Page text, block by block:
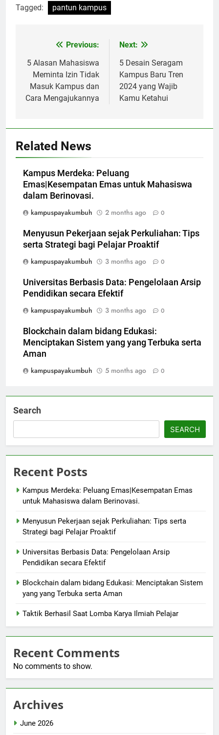
Tagged: pantun kampus
navigation
Previous:
5 Alasan Mahasiswa
Meminta Izin Tidak
Masuk Kampus dan
Cara Mengajukannya
Next:
5 Desain Seragam
Kampus Baru Tren
2024 yang Wajib
Kamu Ketahui
Related News
Kampus Merdeka: Peluang
Emas|Kesempatan Emas untuk Mahasiswa
dalam Berinovasi.
kampuspayakumbuh
2 months ago 0
Menyusun Pekerjaan sejak Perkuliahan: Tips
serta Strategi bagi Pelajar Proaktif
kampuspayakumbuh
3 months ago 0
Universitas Berbasis Data: Pengelolaan Arsip
Pendidikan secara Efektif
kampuspayakumbuh
3 months ago 0
Blockchain dalam bidang Edukasi:
Menciptakan Sistem yang yang Terbuka serta
Aman
kampuspayakumbuh
5 months ago 0
Search
SEARCH
Recent Posts
Kampus Merdeka: Peluang Emas|Kesempatan Emas
untuk Mahasiswa dalam Berinovasi.
Menyusun Pekerjaan sejak Perkuliahan: Tips serta
Strategi bagi Pelajar Proaktif
Universitas Berbasis Data: Pengelolaan Arsip
Pendidikan secara Efektif
Blockchain dalam bidang Edukasi: Menciptakan Sistem
yang yang Terbuka serta Aman
Taktik Berhasil Saat Lomba Karya Ilmiah Pelajar
Recent Comments
No comments to show.
Archives
June 2026